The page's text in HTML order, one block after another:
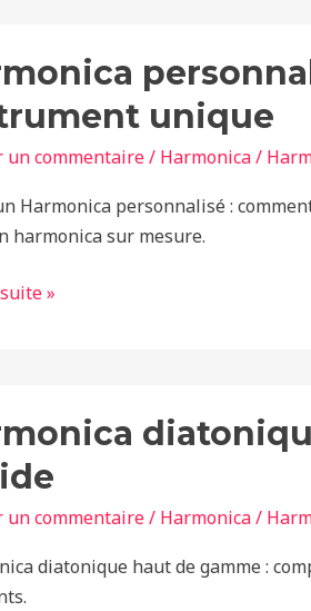
unique
un commentaire/ Harmonica/
Harmonica personnalisé :
harmonica sur mesure.
»
un commentaire/ Harmonica/
diatonique haut de gamme :